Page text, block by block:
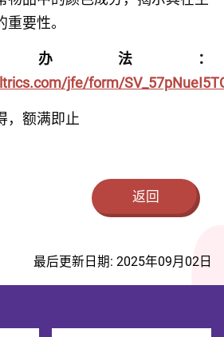
要性。
办法：
jfe/form/
，额满即止
返回
最后更新日期: 2025年09月02日